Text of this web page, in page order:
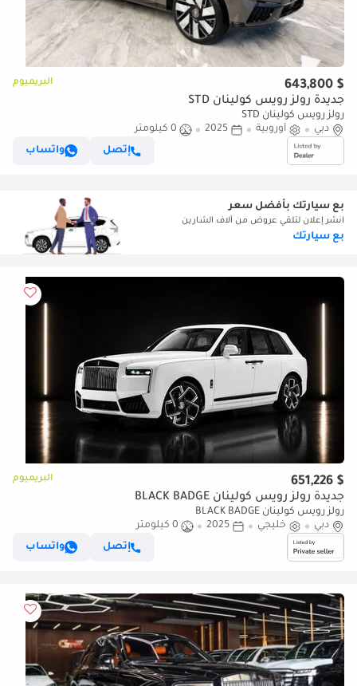
$ 643,800 البريميوم
جديدة رولز رويس كولينان STD
رولز رويس كولينان STD
دبي
أوروبية 2025
0 كيلومتر
إتصل
واتساب
بع سيارتك بأفضل سعر
انشر إعلان لتلقي عروض من آلاف الشارين
بع سيارتك
$ 651,226 البريميوم
جديدة رولز رويس كولينان BLACK BADGE
رولز رويس كولينان BLACK BADGE
دبي
خليجي 2025
0 كيلومتر
إتصل
واتساب